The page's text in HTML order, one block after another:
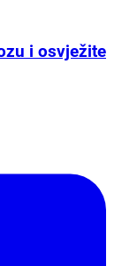
i osvježite